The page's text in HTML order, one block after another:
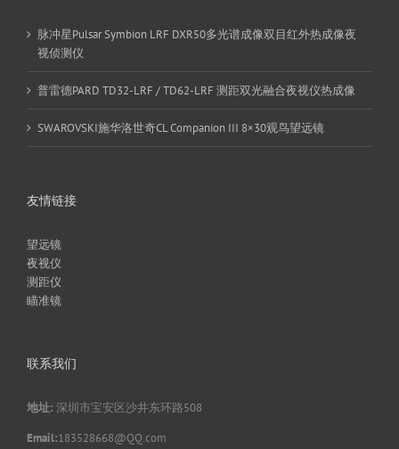
脉冲星Pulsar Symbion LRF DXR50多光谱成像双目红外热成像夜
视侦测仪
普雷德PARD TD32-LRF / TD62-LRF 测距双光融合夜视仪热成像
SWAROVSKI施华洛世奇CL Companion III 8×30观鸟望远镜
友情链接
望远镜
夜视仪
测距仪
瞄准镜
联系我们
地址: 深圳市宝安区沙井东环路508
Email:183528668@QQ.com